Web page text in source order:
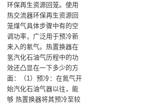
环保再生资源回笼。使用
热交流器环保再生资源回
笼煤气具体步骤中有的空
调功率，广泛用于预冷新
来入的氡气‌。热置换器在
氢汽化石油气历程中的功
效还凸显在一下多少的方
面：（1）预冷‌：在氮气开
始汽化石油气器以往，能
够 热置换器将其预冷至较